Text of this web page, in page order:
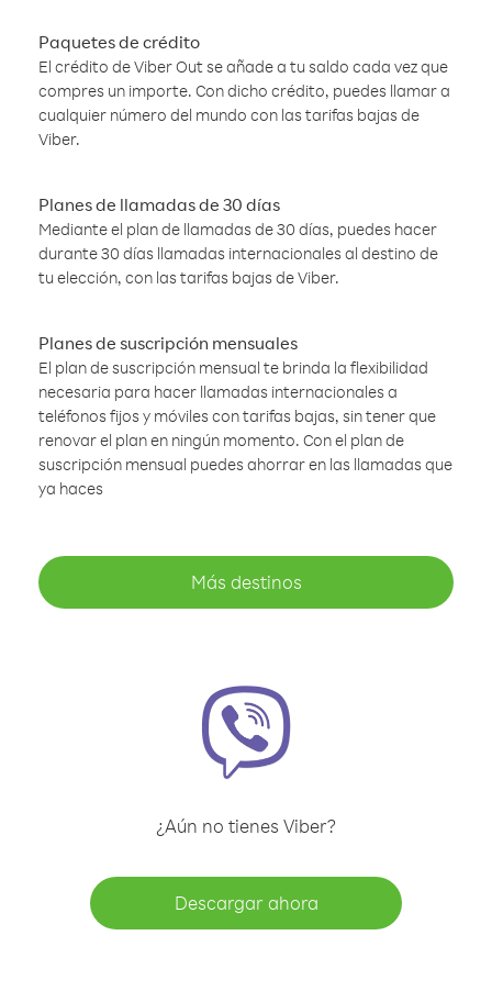
Paquetes de crédito
El crédito de Viber Out se añade a tu saldo cada vez que
compres un importe. Con dicho crédito, puedes llamar a
cualquier número del mundo con las tarifas bajas de
Viber.
Planes de llamadas de 30 días
Mediante el plan de llamadas de 30 días, puedes hacer
durante 30 días llamadas internacionales al destino de
tu elección, con las tarifas bajas de Viber.
Planes de suscripción mensuales
El plan de suscripción mensual te brinda la flexibilidad
necesaria para hacer llamadas internacionales a
teléfonos fijos y móviles con tarifas bajas, sin tener que
renovar el plan en ningún momento. Con el plan de
suscripción mensual puedes ahorrar en las llamadas que
ya haces
Más destinos
¿Aún no tienes Viber?
Descargar ahora